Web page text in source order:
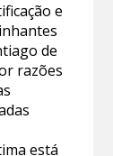
e
de
razões
está